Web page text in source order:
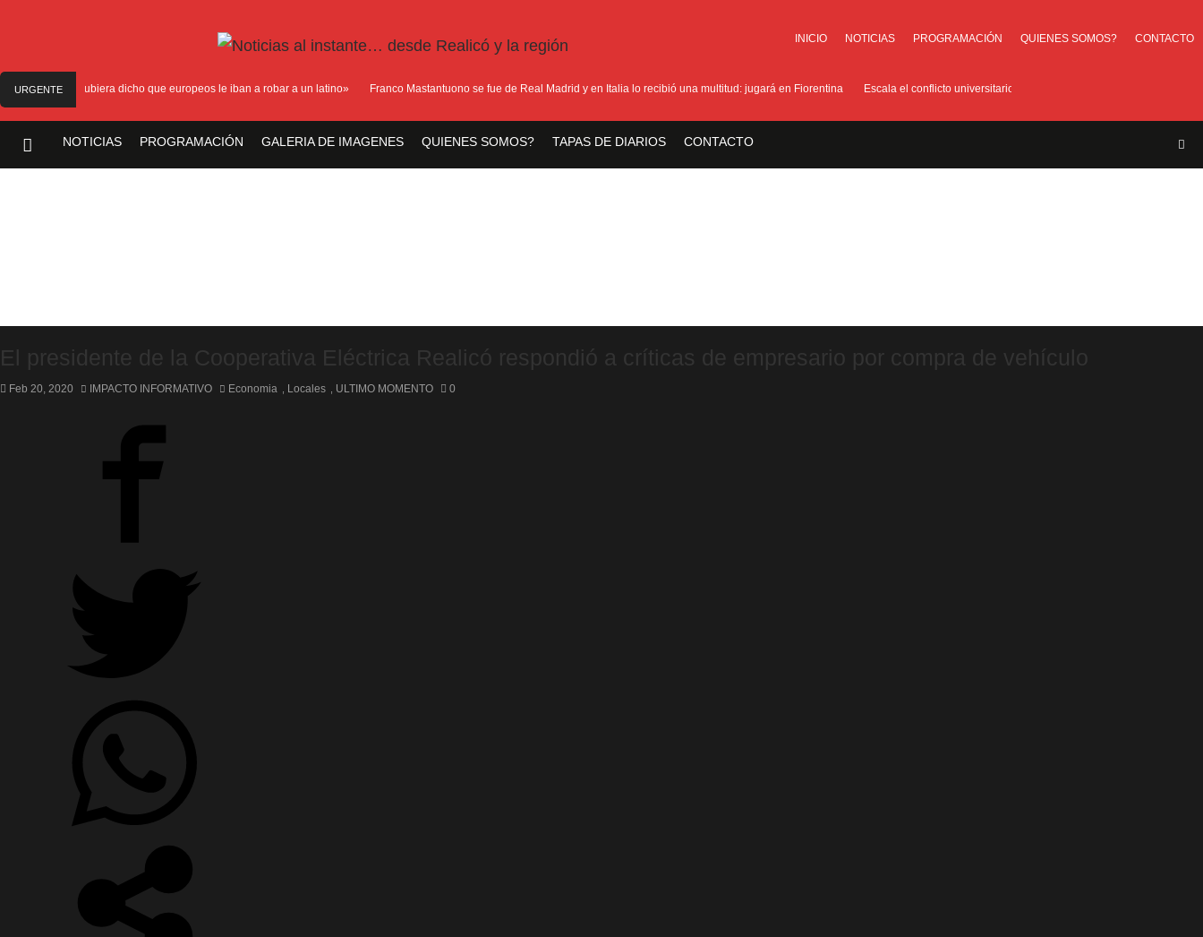
INICIO NOTICIAS PROGRAMACIÓN QUIENES SOMOS? CONTACTO
URGENTE
«Quién hubiera dicho que europeos le iban a robar a un latino» Franco Mastantuono se fue de Real Madrid y en Italia lo recibió una multitud: jugará en Fiorentina Escala el conflicto universitario: los rectores piden a la Justicia que
NOTICIAS PROGRAMACIÓN GALERIA DE IMAGENES QUIENES SOMOS? TAPAS DE DIARIOS CONTACTO
El presidente de la Cooperativa Eléctrica Realicó respondió a críticas de empresario por compra de vehículo
Feb 20, 2020 IMPACTO INFORMATIVO Economia Locales ULTIMO MOMENTO 0